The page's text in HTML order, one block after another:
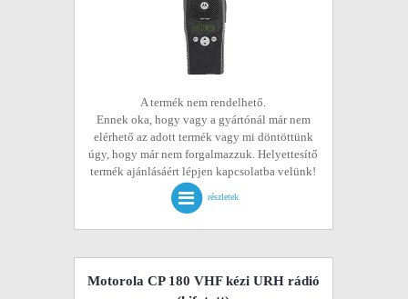
A termék nem rendelhető.
Ennek oka, hogy vagy a gyártónál már nem
elérhető az adott termék vagy mi döntöttünk
úgy, hogy már nem forgalmazzuk. Helyettesítő
termék ajánlásáért lépjen kapcsolatba velünk!
részletek
Motorola CP 180 VHF kézi URH rádió